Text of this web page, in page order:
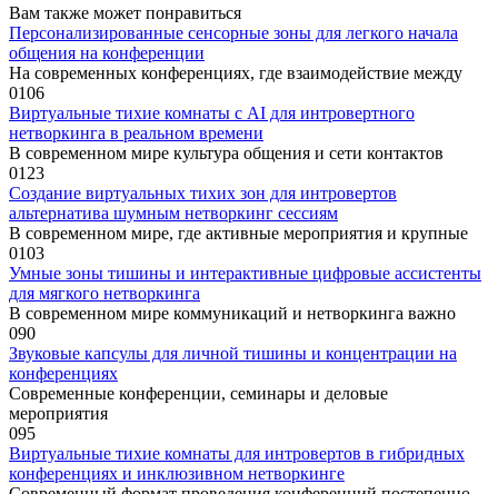
Вам также может понравиться
Персонализированные сенсорные зоны для легкого начала
общения на конференции
На современных конференциях, где взаимодействие между
0106
Виртуальные тихие комнаты с AI для интровертного
нетворкинга в реальном времени
В современном мире культура общения и сети контактов
0123
Создание виртуальных тихих зон для интровертов
альтернатива шумным нетворкинг сессиям
В современном мире, где активные мероприятия и крупные
0103
Умные зоны тишины и интерактивные цифровые ассистенты
для мягкого нетворкинга
В современном мире коммуникаций и нетворкинга важно
090
Звуковые капсулы для личной тишины и концентрации на
конференциях
Современные конференции, семинары и деловые
мероприятия
095
Виртуальные тихие комнаты для интровертов в гибридных
конференциях и инклюзивном нетворкинге